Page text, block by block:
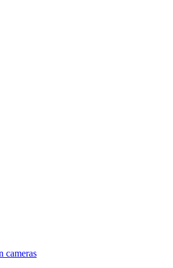
cameras